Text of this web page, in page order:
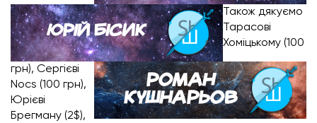
Також дякуємо
Тарасові
Хоміцькому (100
грн), Сергієві
Nocs (100 грн),
Юрієві
Брегману (2$),